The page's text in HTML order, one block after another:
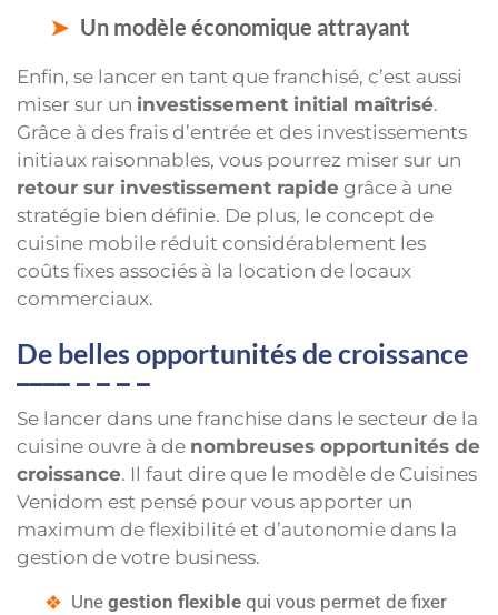
Un modèle économique attrayant
Enfin, se lancer en tant que franchisé, c’est aussi
miser sur un investissement initial maîtrisé.
Grâce à des frais d’entrée et des investissements
initiaux raisonnables, vous pourrez miser sur un
retour sur investissement rapide grâce à une
stratégie bien définie. De plus, le concept de
cuisine mobile réduit considérablement les
coûts fixes associés à la location de locaux
commerciaux.
De belles opportunités de croissance
Se lancer dans une franchise dans le secteur de la
cuisine ouvre à de nombreuses opportunités de
croissance. Il faut dire que le modèle de Cuisines
Venidom est pensé pour vous apporter un
maximum de flexibilité et d’autonomie dans la
gestion de votre business.
Une gestion flexible qui vous permet de fixer